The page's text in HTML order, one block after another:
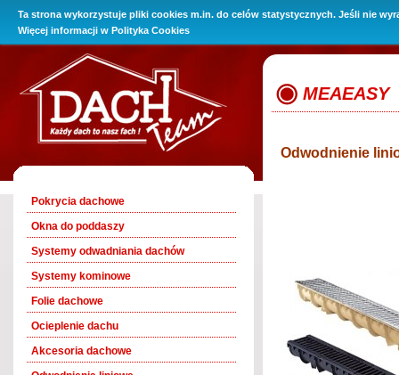
Ta strona wykorzystuje pliki cookies m.in. do celów statystycznych. Jeśli nie
Więcej informacji w Polityka Cookies
O Firmie Promocje Oferta Baza wiedzy Kontakt i
Pokrycia dachowe
Okna do poddaszy
Systemy odwadniania dachów
Systemy kominowe
Folie dachowe
Ocieplenie dachu
Akcesoria dachowe
MEAEASY
Odwodnienie